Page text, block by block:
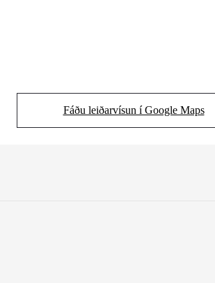
Fáðu leiðarvísun í Google Maps
(Opens in new tab)